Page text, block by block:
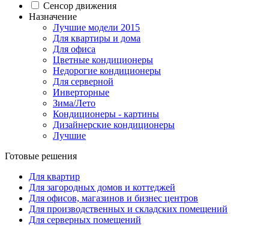
Сенсор движения
Назначение
Лучшие модели 2015
Для квартиры и дома
Для офиса
Цветные кондиционеры
Недорогие кондиционеры
Для серверной
Инверторные
Зима/Лето
Кондиционеры - картины
Дизайнерские кондиционеры
Лучшие
Готовые решения
Для квартир
Для загородных домов и коттеджей
Для офисов, магазинов и бизнес центров
Для производственных и складских помещений
Для серверных помещений